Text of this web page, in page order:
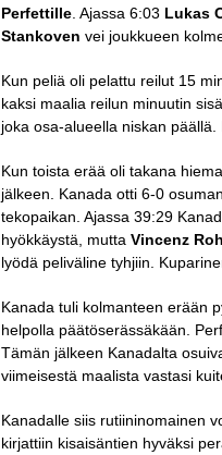
Perfettille . Ajassa 6:03 Lukas
Stankoven vei joukkueen
Kun peliä oli pelattu reilut 15
kaksi maalia reilun minuutin
joka osa-alueella niskan
Kun toista erää oli takana
jälkeen. Kanada otti 6-0
tekopaikan. Ajassa 39:29
hyökkäystä, mutta Vincenz
lyödä peliväline tyhjiin.
Kanada tuli kolmanteen erään
helpolla päätöserässäkään.
Tämän jälkeen Kanadalta
viimeisestä maalista vastasi
Kanadalle siis rutiininomainen
kirjattiin kisaisäntien hyväksi